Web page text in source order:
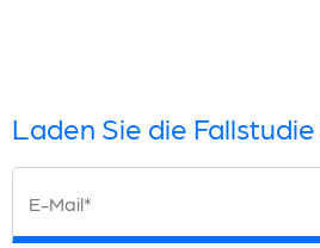
Laden Sie die
E-Mail*